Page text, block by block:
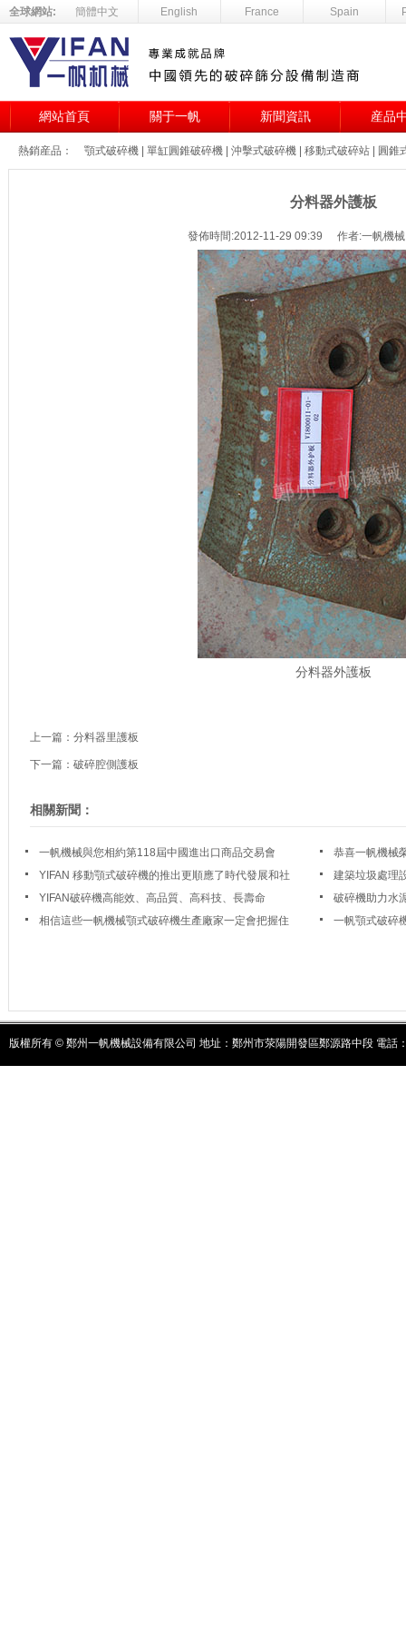
全球網站: 簡體中文 English France Spain
網站首頁 關于一帆 新聞資訊 産品
熱銷産品： 顎式破碎機 單缸圓錐破碎機 沖擊式破碎機 移動式破碎站 圓錐
分料器外護板
發佈時間:2012-11-29 09:39 作者:一帆機械
分料器外護板
上一篇： 分料器里護板
下一篇： 破碎腔側護板
相關新聞：
一帆機械與您相約第118屆中國進出口商品交易會
恭喜一帆機械
YIFAN 移動顎式破碎機的推出更順應了時代發展和社
會發展
建築垃圾處理
YIFAN破碎機高能效、高品質、高科技、長壽命
破碎機助力水
轉型
相信這些一帆機械顎式破碎機生產廠家一定會把握住 一帆顎式破碎
版權所有 © 鄭州一帆機械設備有限公司 地址：鄭州市荥陽開發區鄭源路中段 電話